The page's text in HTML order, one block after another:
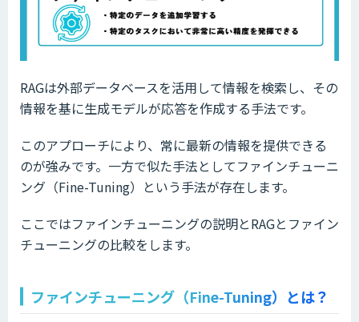
RAGは外部データベースを活用して情報を検索し、その
情報を基に生成モデルが応答を作成する手法です。
このアプローチにより、常に最新の情報を提供できる
のが強みです。一方で似た手法としてファインチューニ
ング（Fine-Tuning）という手法が存在します。
ここではファインチューニングの説明とRAGとファイン
チューニングの比較をします。
ファインチューニング（Fine-Tuning）とは？